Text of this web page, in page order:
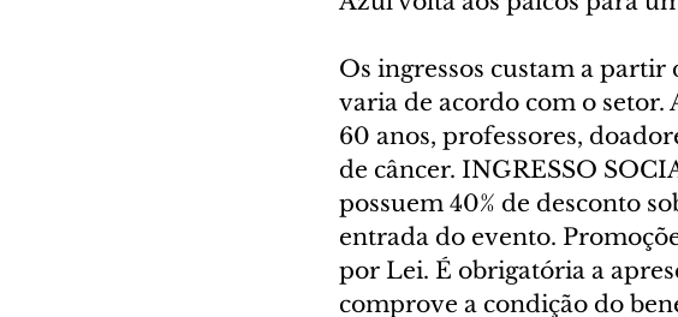
Os ingressos custam a partir
varia de acordo com o setor.
60 anos, professores,
de câncer. INGRESSO
possuem 40% de desconto
entrada do evento.
por Lei. É obrigatória a
comprove a condição do